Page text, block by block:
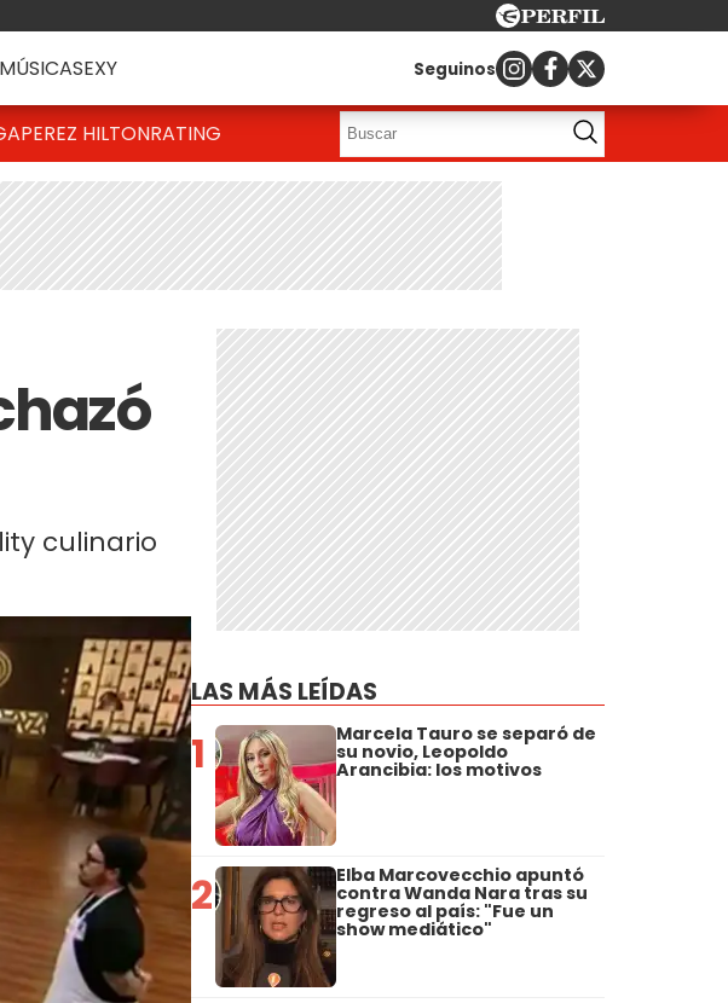
MÚSICASEXY Seguinos
PEREZ HILTONRATING
culinario
LAS MÁS LEÍDAS
1 Marcela Tauro se separó de
su novio, Leopoldo
Arancibia: los motivos
2 Elba Marcovecchio apuntó
contra Wanda Nara tras su
regreso al país: "Fue un
show mediático"